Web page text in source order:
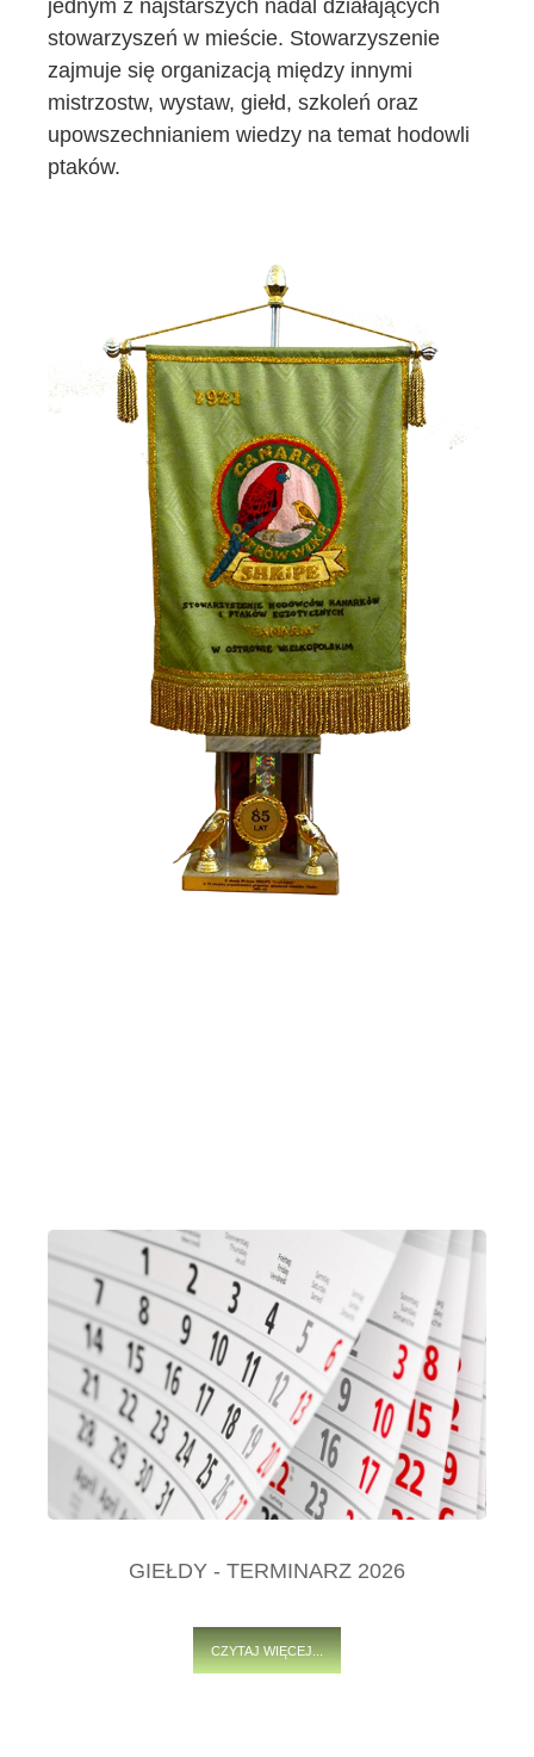
jednym z najstarszych nadal działających
stowarzyszeń w mieście. Stowarzyszenie
zajmuje się organizacją między innymi
mistrzostw, wystaw, giełd, szkoleń oraz
upowszechnianiem wiedzy na temat hodowli
ptaków.
GIEŁDY - TERMINARZ 2026
CZYTAJ WIĘCEJ...